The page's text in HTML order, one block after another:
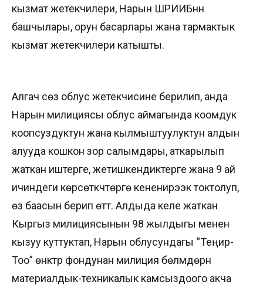
кызмат жетекчилери, Нарын ШРИИБнүн
башчылары, орун басарлары жана тармактык
кызмат жетекчилери катышты.
Алгач сөз облус жетекчисине берилип, анда
Нарын милициясы облус аймагында коомдук
коопсуздуктун жана кылмыштуулуктун алдын
алууда кошкон зор салымдары, аткарылып
жаткан иштерге, жетишкендиктерге жана 9 ай
ичиндеги көрсөткүчтөргө кененирээк токтолуп,
өз баасын берип өттү. Алдыда келе жаткан
Кыргыз милициясынын 98 жылдыгы менен
кызуу куттуктап, Нарын облусундагы “Теңир-
Тоо” өнүктүрүү фондунан милиция бөлүмдөрүн
материалдык-техникалык камсыздоого акча